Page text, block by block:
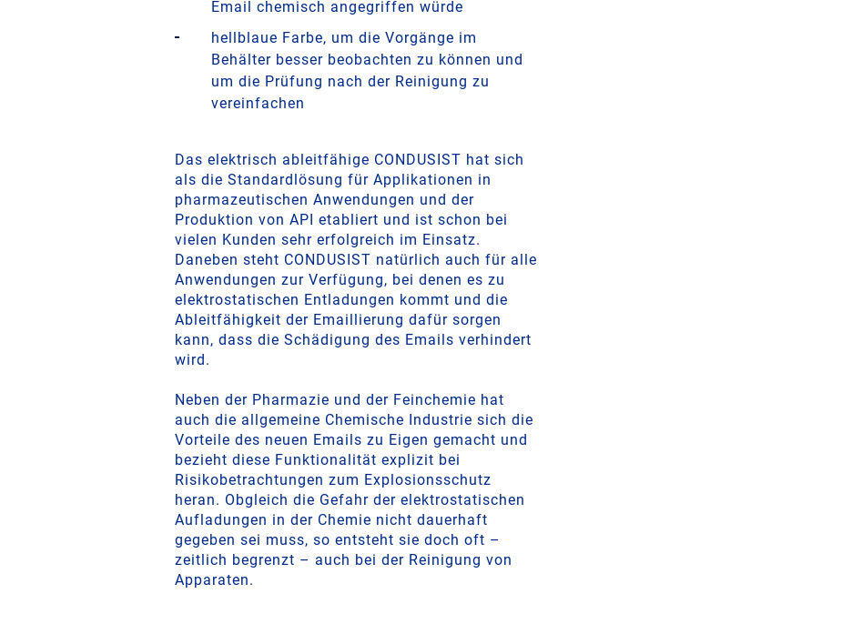
Email chemisch angegriffen würde
hellblaue Farbe, um die Vorgänge im
Behälter besser beobachten zu können und
um die Prüfung nach der Reinigung zu
vereinfachen
Das elektrisch ableitfähige CONDUSIST hat sich
als die Standardlösung für Applikationen in
pharmazeutischen Anwendungen und der
Produktion von API etabliert und ist schon bei
vielen Kunden sehr erfolgreich im Einsatz.
Daneben steht CONDUSIST natürlich auch für alle
Anwendungen zur Verfügung, bei denen es zu
elektrostatischen Entladungen kommt und die
Ableitfähigkeit der Emaillierung dafür sorgen
kann, dass die Schädigung des Emails verhindert
wird.
Neben der Pharmazie und der Feinchemie hat
auch die allgemeine Chemische Industrie sich die
Vorteile des neuen Emails zu Eigen gemacht und
bezieht diese Funktionalität explizit bei
Risikobetrachtungen zum Explosionsschutz
heran. Obgleich die Gefahr der elektrostatischen
Aufladungen in der Chemie nicht dauerhaft
gegeben sei muss, so entsteht sie doch oft –
zeitlich begrenzt – auch bei der Reinigung von
Apparaten.